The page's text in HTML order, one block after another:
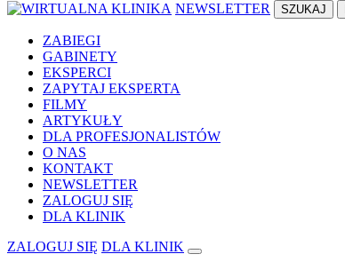
NEWSLETTER SZUKAJ
ZABIEGI
GABINETY
EKSPERCI
ZAPYTAJ EKSPERTA
FILMY
ARTYKUŁY
DLA PROFESJONALISTÓW
O NAS
KONTAKT
NEWSLETTER
ZALOGUJ SIĘ
DLA KLINIK
ZALOGUJ SIĘ DLA KLINIK